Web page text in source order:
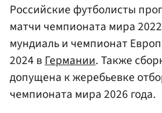
Российские футболисты
матчи чемпионата мира
мундиаль и чемпионат
2024 вГермании. Также
допущена к жеребьевке
чемпионата мира 2026 года.